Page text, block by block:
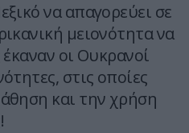
να απαγορεύει σε
μειονότητα να
οι Ουκρανοί
στις οποίες
και την χρήση